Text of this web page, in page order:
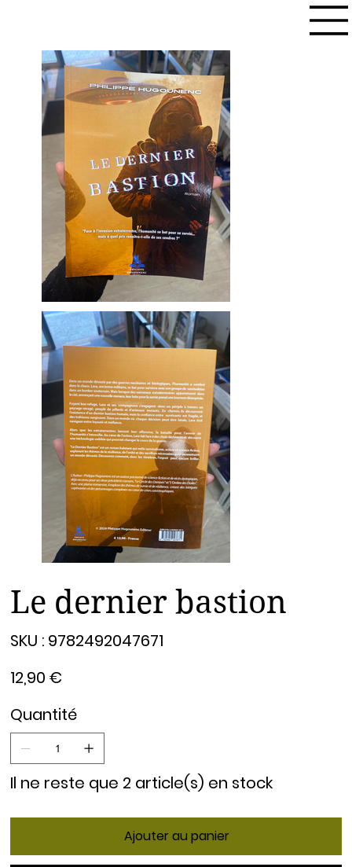
Le dernier bastion
SKU : 9782492047671
9782492047671
12,90 €
Quantité
Il ne reste que 2 article(s) en stock
Ajouter au panier